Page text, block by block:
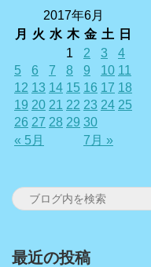
2017年6月
月
火 水 木 金 土 日
« 5月 7月 »
1 2 3
4
5
6 7 8 9 10 11
12 13 14 15 16 17 18
19 20 21 22 23 24 25
26 27 28 29 30
最近の投稿